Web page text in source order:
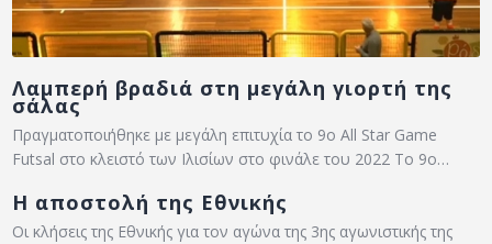
Λαμπερή βραδιά στη μεγάλη γιορτή της
σάλας
Πραγματοποιήθηκε με μεγάλη επιτυχία το 9ο All Star Game
Futsal στο κλειστό των Ιλισίων στο φινάλε του 2022 Το 9ο…
Η αποστολή της Εθνικής
Οι κλήσεις της Εθνικής για τον αγώνα της 3ης αγωνιστικής της